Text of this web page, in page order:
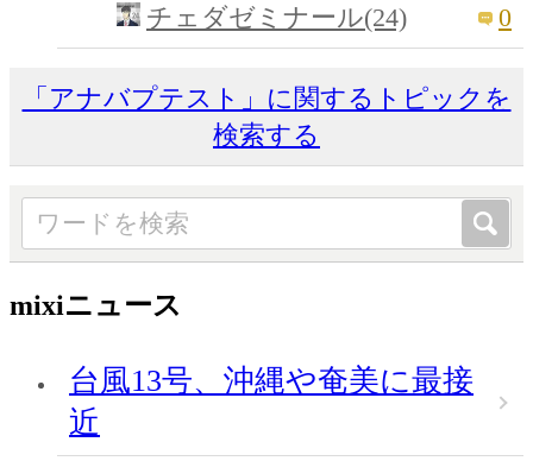
チェダゼミナール(24) 0
「アナバプテスト」に関するトピックを
検索する
mixiニュース
台風13号、沖縄や奄美に最接
近